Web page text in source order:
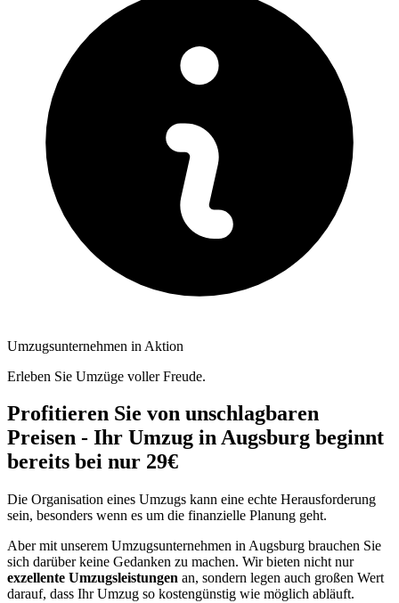
Umzugsunternehmen in Aktion
Erleben Sie Umzüge voller Freude.
Profitieren Sie von unschlagbaren
Preisen - Ihr Umzug in Augsburg beginnt
bereits bei nur 29€
Die Organisation eines Umzugs kann eine echte Herausforderung
sein, besonders wenn es um die finanzielle Planung geht.
Aber mit unserem Umzugsunternehmen in Augsburg brauchen Sie
sich darüber keine Gedanken zu machen. Wir bieten nicht nur
exzellente Umzugsleistungen an, sondern legen auch großen Wert
darauf, dass Ihr Umzug so kostengünstig wie möglich abläuft.